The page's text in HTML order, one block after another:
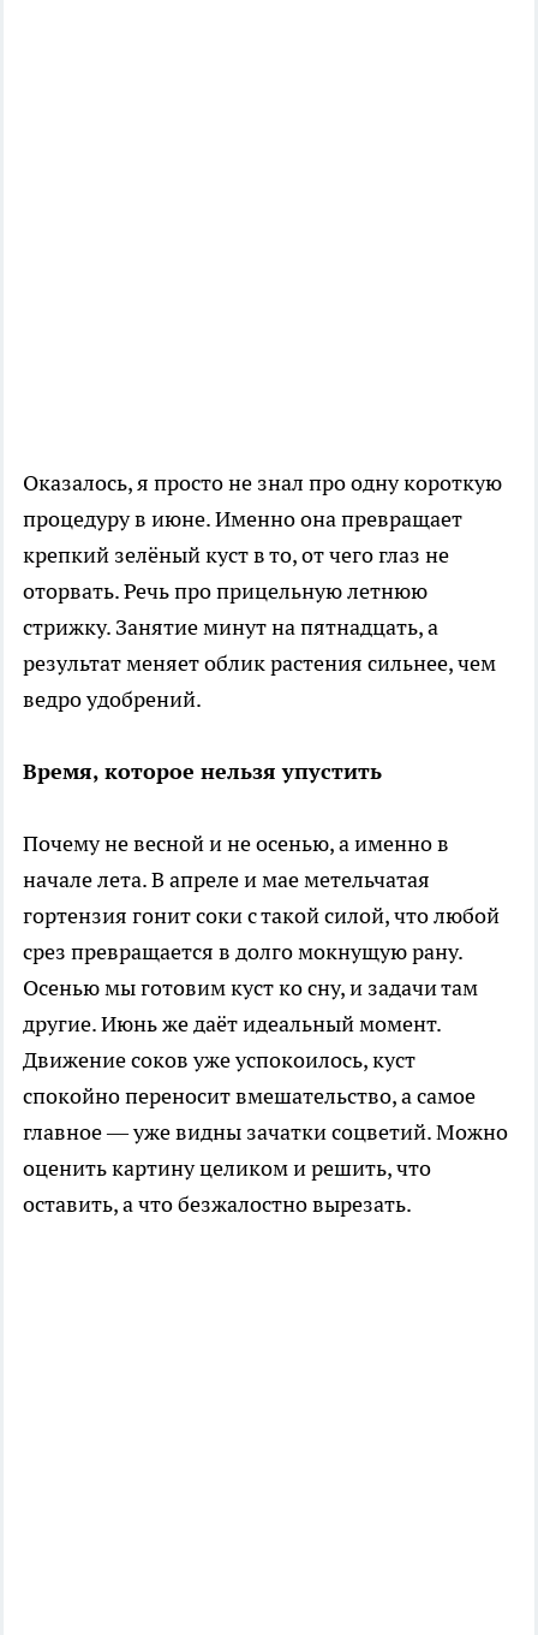
Оказалось, я просто не знал про одну короткую
процедуру в июне. Именно она превращает
крепкий зелёный куст в то, от чего глаз не
оторвать. Речь про прицельную летнюю
стрижку. Занятие минут на пятнадцать, а
результат меняет облик растения сильнее, чем
ведро удобрений.
Время, которое нельзя упустить
Почему не весной и не осенью, а именно в
начале лета. В апреле и мае метельчатая
гортензия гонит соки с такой силой, что любой
срез превращается в долго мокнущую рану.
Осенью мы готовим куст ко сну, и задачи там
другие. Июнь же даёт идеальный момент.
Движение соков уже успокоилось, куст
спокойно переносит вмешательство, а самое
главное — уже видны зачатки соцветий. Можно
оценить картину целиком и решить, что
оставить, а что безжалостно вырезать.